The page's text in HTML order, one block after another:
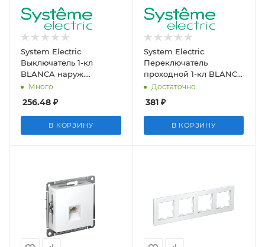
System Electric
Выключатель 1-кл
BLANCA наруж.
антрацит с изол.
Много
256.48 ₽
В КОРЗИНУ
System Electric
Переключатель
проходной 1-кл BLANCA
наруж. антрацит с
Достаточно
381₽
В КОРЗИНУ